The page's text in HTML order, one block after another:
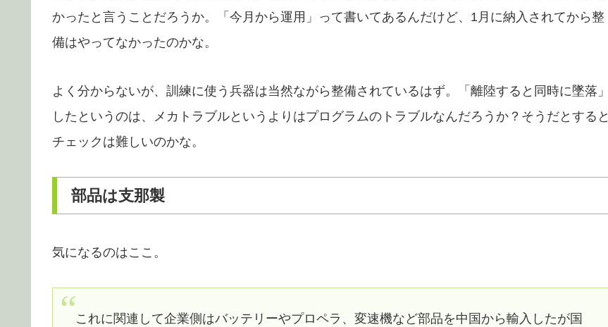
かったと言うことだろうか。「今月から運用」って書いてあるんだけど、1月に納入されてから整
備はやってなかったのかな。
よく分からないが、訓練に使う兵器は当然ながら整備されているはず。「離陸すると同時に墜落」
したというのは、メカトラブルというよりはプログラムのトラブルなんだろうか？そうだとすると
チェックは難しいのかな。
部品は支那製
気になるのはここ。
これに関連して企業側はバッテリーやプロペラ、変速機など部品を中国から輸入したが国